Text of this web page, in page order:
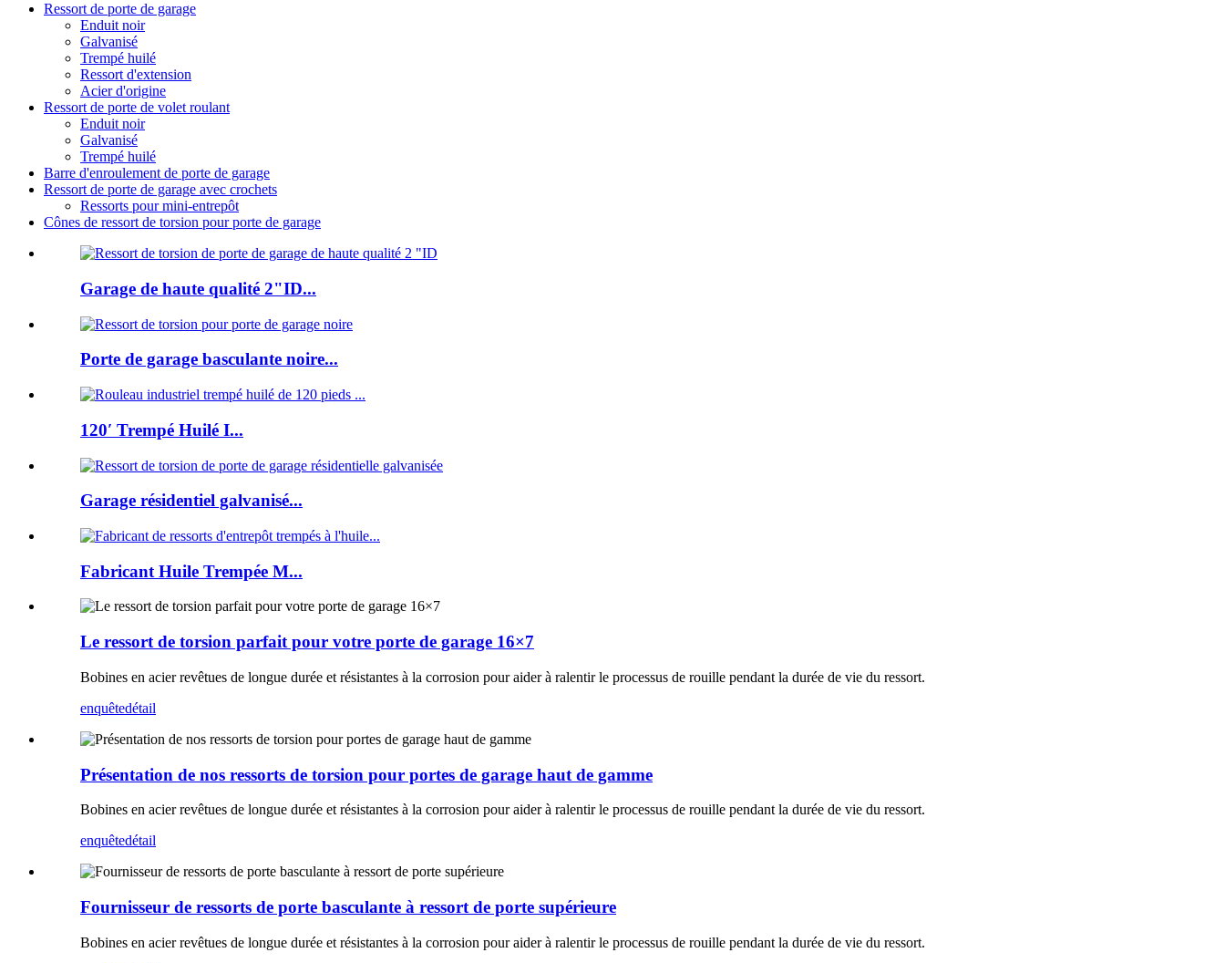
Ressort de porte de garage
Enduit noir
Galvanisé
Trempé huilé
Ressort d'extension
Acier d'origine
Ressort de porte de volet roulant
Enduit noir
Galvanisé
Trempé huilé
Barre d'enroulement de porte de garage
Ressort de porte de garage avec crochets
Ressorts pour mini-entrepôt
Cônes de ressort de torsion pour porte de garage
Garage de haute qualité 2"ID...
Porte de garage basculante noire...
120′ Trempé Huilé I...
Garage résidentiel galvanisé...
Fabricant Huile Trempée M...
Le ressort de torsion parfait pour votre porte de garage 16×7
Bobines en acier revêtues de longue durée et résistantes à la corrosion pour aider à ralentir le processus de rouille pendant la durée de vie du ressort.
enquêtedétail
Présentation de nos ressorts de torsion pour portes de garage haut de gamme
Bobines en acier revêtues de longue durée et résistantes à la corrosion pour aider à ralentir le processus de rouille pendant la durée de vie du ressort.
enquêtedétail
Fournisseur de ressorts de porte basculante à ressort de porte supérieure
Bobines en acier revêtues de longue durée et résistantes à la corrosion pour aider à ralentir le processus de rouille pendant la durée de vie du ressort.